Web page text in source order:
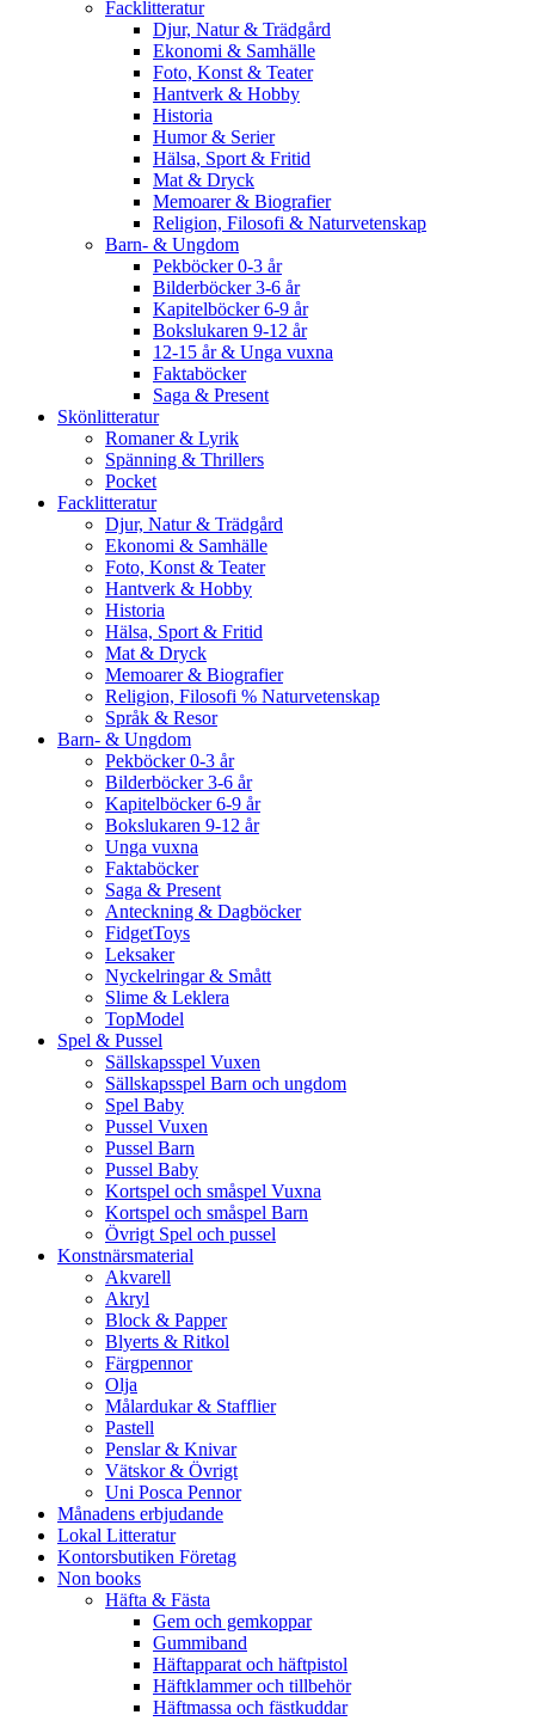
Facklitteratur
Djur, Natur & Trädgård
Ekonomi & Samhälle
Foto, Konst & Teater
Hantverk & Hobby
Historia
Humor & Serier
Hälsa, Sport & Fritid
Mat & Dryck
Memoarer & Biografier
Religion, Filosofi & Naturvetenskap
Barn- & Ungdom
Pekböcker 0-3 år
Bilderböcker 3-6 år
Kapitelböcker 6-9 år
Bokslukaren 9-12 år
12-15 år & Unga vuxna
Faktaböcker
Saga & Present
Skönlitteratur
Romaner & Lyrik
Spänning & Thrillers
Pocket
Facklitteratur
Djur, Natur & Trädgård
Ekonomi & Samhälle
Foto, Konst & Teater
Hantverk & Hobby
Historia
Hälsa, Sport & Fritid
Mat & Dryck
Memoarer & Biografier
Religion, Filosofi % Naturvetenskap
Språk & Resor
Barn- & Ungdom
Pekböcker 0-3 år
Bilderböcker 3-6 år
Kapitelböcker 6-9 år
Bokslukaren 9-12 år
Unga vuxna
Faktaböcker
Saga & Present
Anteckning & Dagböcker
FidgetToys
Leksaker
Nyckelringar & Smått
Slime & Leklera
TopModel
Spel & Pussel
Sällskapsspel Vuxen
Sällskapsspel Barn och ungdom
Spel Baby
Pussel Vuxen
Pussel Barn
Pussel Baby
Kortspel och småspel Vuxna
Kortspel och småspel Barn
Övrigt Spel och pussel
Konstnärsmaterial
Akvarell
Akryl
Block & Papper
Blyerts & Ritkol
Färgpennor
Olja
Målardukar & Stafflier
Pastell
Penslar & Knivar
Vätskor & Övrigt
Uni Posca Pennor
Månadens erbjudande
Lokal Litteratur
Kontorsbutiken Företag
Non books
Häfta & Fästa
Gem och gemkoppar
Gummiband
Häftapparat och häftpistol
Häftklammer och tillbehör
Häftmassa och fästkuddar